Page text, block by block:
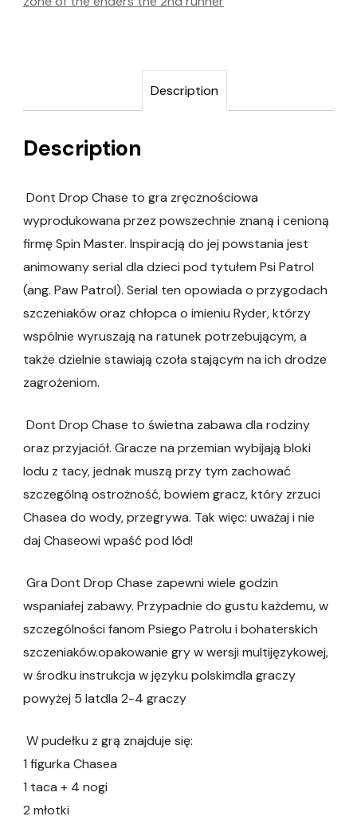
Description
Description
Dont Drop Chase to gra zręcznościowa
wyprodukowana przez powszechnie znaną i cenioną
firmę Spin Master. Inspiracją do jej powstania jest
animowany serial dla dzieci pod tytułem Psi Patrol
(ang. Paw Patrol). Serial ten opowiada o przygodach
szczeniaków oraz chłopca o imieniu Ryder, którzy
wspólnie wyruszają na ratunek potrzebującym, a
także dzielnie stawiają czoła stającym na ich drodze
zagrożeniom.
Dont Drop Chase to świetna zabawa dla rodziny
oraz przyjaciół. Gracze na przemian wybijają bloki
lodu z tacy, jednak muszą przy tym zachować
szczególną ostrożność, bowiem gracz, który zrzuci
Chasea do wody, przegrywa. Tak więc: uważaj i nie
daj Chaseowi wpaść pod lód!
Gra Dont Drop Chase zapewni wiele godzin
wspaniałej zabawy. Przypadnie do gustu każdemu, w
szczególności fanom Psiego Patrolu i bohaterskich
szczeniaków.opakowanie gry w wersji multijęzykowej,
w środku instrukcja w języku polskimdla graczy
powyżej 5 latdla 2-4 graczy
W pudełku z grą znajduje się:
1 figurka Chasea
1 taca + 4 nogi
2 młotki